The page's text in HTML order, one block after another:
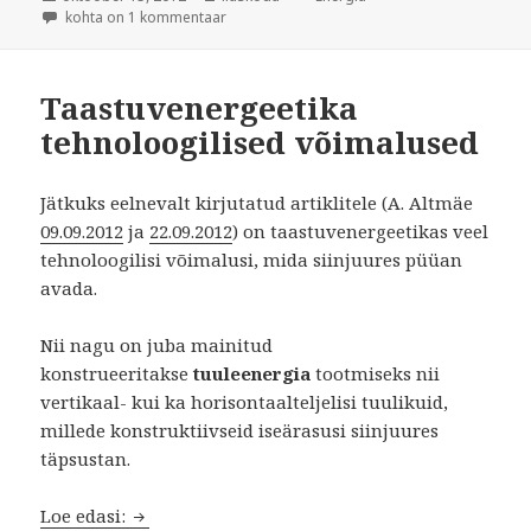
Väiketuulikud
kohta on 1 kommentaar
Taastuvenergeetika
tehnoloogilised võimalused
Jätkuks eelnevalt kirjutatud artiklitele (A. Altmäe
09.09.2012 ja 22.09.2012) on taastuvenergeetikas veel
tehnoloogilisi võimalusi, mida siinjuures püüan
avada.
Nii nagu on juba mainitud
konstrueeritaksetuuleenergia tootmiseks nii
vertikaal- kui ka horisontaalteljelisi tuulikuid,
millede konstruktiivseid iseärasusi siinjuures
täpsustan.
Loe edasi: Taastuvenergeetika tehnoloogilised